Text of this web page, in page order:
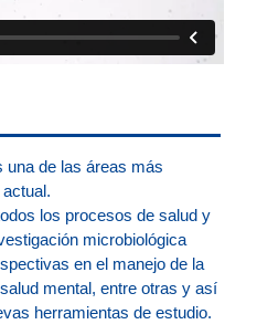
una de las áreas más
los procesos de salud y
microbiológica
en el manejo de la
mental, entre otras y así
herramientas de estudio.